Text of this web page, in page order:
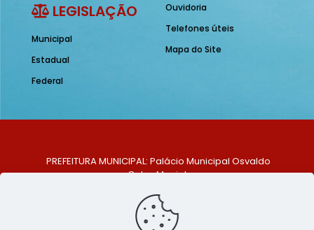
LEGISLAÇÃO
Municipal
Estadual
Federal
Ouvidoria
Telefones úteis
Mapa do Site
PREFEITURA MUNICIPAL: Palácio Municipal Osvaldo
Celso Maciel
Centro, São Bento do Una - PE. CEP: 553370-128
TELEFONE: (81) 99548-1569
E-MAIL: ouvidoria@saobentodouna.pe.gov.br